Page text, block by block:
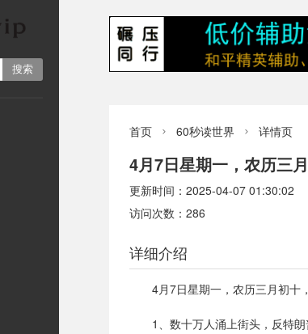
首页  60秒读世界  详情页
4月7日星期一，农历三
更新时间：2025-04-07 01:30:02
访问次数：286
详细介绍
4月7日星期一，农历三月初十
1、数十万人涌上街头，反特